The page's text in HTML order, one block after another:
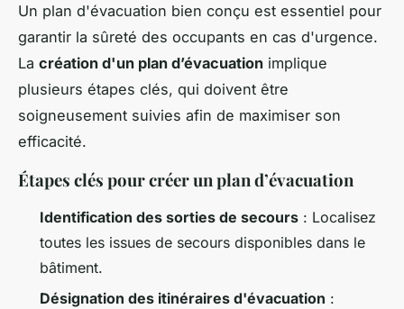
Un plan d'évacuation bien conçu est essentiel pour
garantir la sûreté des occupants en cas d'urgence.
La création d'un plan d’évacuation implique
plusieurs étapes clés, qui doivent être
soigneusement suivies afin de maximiser son
efficacité.
Étapes clés pour créer un plan d’évacuation
Identification des sorties de secours : Localisez
toutes les issues de secours disponibles dans le
bâtiment.
Désignation des itinéraires d'évacuation :